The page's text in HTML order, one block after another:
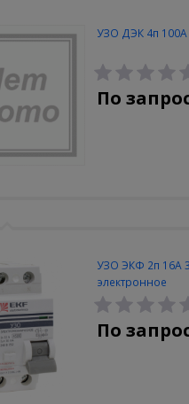
УЗО ДЭК 4п
По
УЗО ЭКФ 2п 16А
электронное
По